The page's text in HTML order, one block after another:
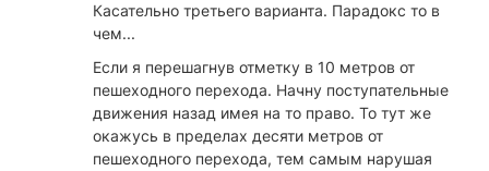
Касательно третьего варианта. Парадокс то в
чем...
Если я перешагнув отметку в 10 метров от
пешеходного перехода. Начну поступательные
движения назад имея на то право. То тут же
окажусь в пределах десяти метров от
пешеходного перехода, тем самым нарушая